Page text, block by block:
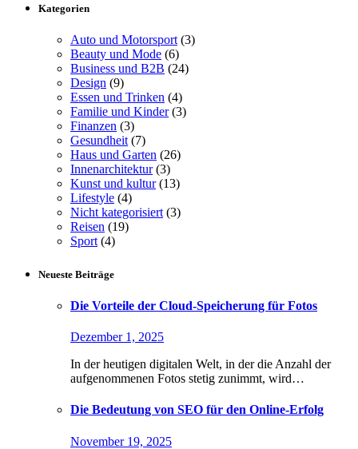
Kategorien
Auto und Motorsport (3)
Beauty und Mode (6)
Business und B2B (24)
Design (9)
Essen und Trinken (4)
Familie und Kinder(3)
Finanzen (3)
Gesundheit (7)
Haus und Garten (26)
Innenarchitektur(3)
Kunst und kultur(13)
Lifestyle (4)
Nicht kategorisiert (3)
Reisen (19)
Sport (4)
Neueste Beiträge
Die Vorteile der Cloud-Speicherung für Fotos
Dezember 1, 2025
In der heutigen digitalen Welt, in der die Anzahl der
aufgenommenen Fotos stetig zunimmt, wird…
Die Bedeutung von SEO für den Online-Erfolg
November 19, 2025